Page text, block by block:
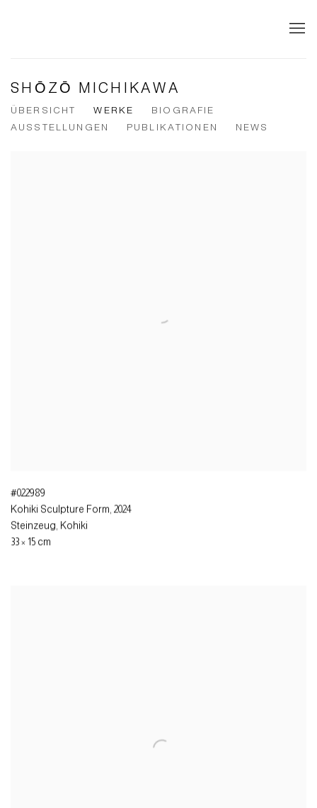
SHŌZŌ MICHIKAWA
ÜBERSICHT WERKE
BIOGRAFIE
AUSSTELLUNGEN
PUBLIKATIONEN NEWS
#022989
Kohiki Sculpture Form, 2024
Steinzeug, Kohiki
33 × 15 cm